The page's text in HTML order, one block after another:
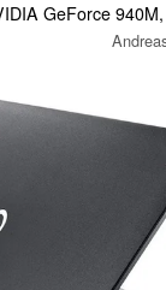
zur bereits
es trotz der
GeForce